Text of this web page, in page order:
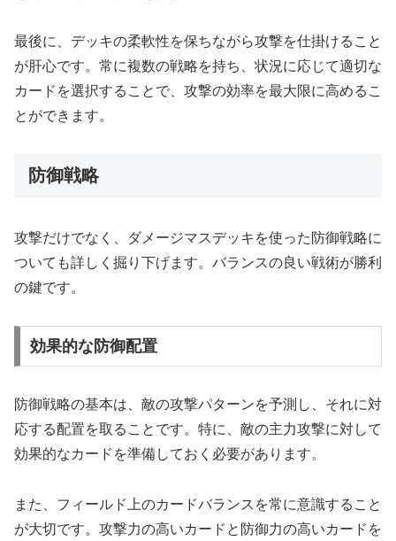
最後に、デッキの柔軟性を保ちながら攻撃を仕掛けること
が肝心です。常に複数の戦略を持ち、状況に応じて適切な
カードを選択することで、攻撃の効率を最大限に高めるこ
とができます。
防御戦略
攻撃だけでなく、ダメージマスデッキを使った防御戦略に
ついても詳しく掘り下げます。バランスの良い戦術が勝利
の鍵です。
効果的な防御配置
防御戦略の基本は、敵の攻撃パターンを予測し、それに対
応する配置を取ることです。特に、敵の主力攻撃に対して
効果的なカードを準備しておく必要があります。
また、フィールド上のカードバランスを常に意識すること
が大切です。攻撃力の高いカードと防御力の高いカードを